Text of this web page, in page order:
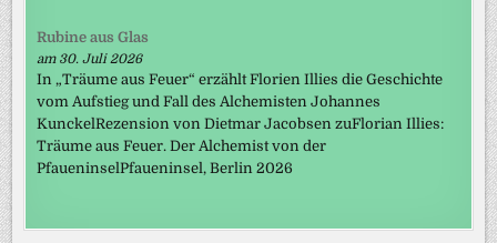
Rubine aus Glas
am 30. Juli 2026
In „Träume aus Feuer“ erzählt Florien Illies die Geschichte
vom Aufstieg und Fall des Alchemisten Johannes
KunckelRezension von Dietmar Jacobsen zuFlorian Illies:
Träume aus Feuer. Der Alchemist von der
PfaueninselPfaueninsel, Berlin 2026